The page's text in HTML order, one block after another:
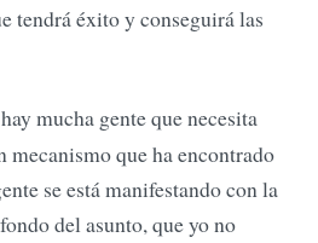
tendrá éxito y conseguirá las
mucha gente que necesita
mecanismo que ha encontrado
se está manifestando con la
del asunto, que yo no